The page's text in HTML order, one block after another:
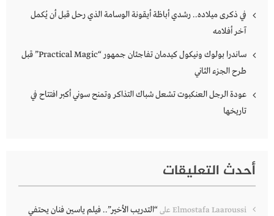
في ذكرى ميلاده.. رشدي أباظة أيقونة الوسامة الذي رحل قبل أن يُكمل
آخر أفلامه
ساندرا بولوك ونيكول كيدمان تفاجئان جمهور “Practical Magic” قبل
طرح الجزء الثاني
عودة الرجل العنكبوت تشعل شباك التذاكر وتمنح سوني أكبر افتتاح في
تاريخها
أحدث التعليقات
Elmostafa Laaroussi على“التدريب الأخير”.. فيلم ياسين فنان يحتفي